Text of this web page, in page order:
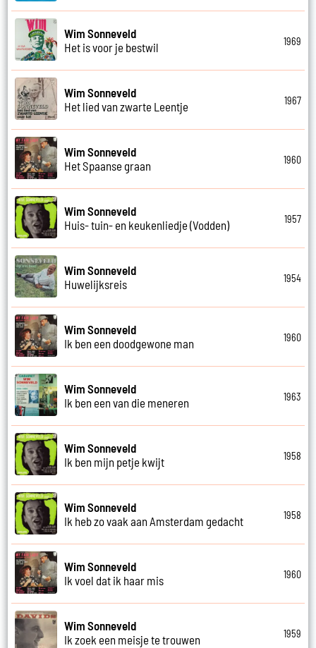
Wim Sonneveld
Het is voor je bestwil
1969
Wim Sonneveld
Het lied van zwarte Leentje
1967
Wim Sonneveld
Het Spaanse graan
1960
Wim Sonneveld
Huis- tuin- en keukenliedje (Vodden)
1957
Wim Sonneveld
Huwelijksreis
1954
Wim Sonneveld
Ik ben een doodgewone man
1960
Wim Sonneveld
Ik ben een van die meneren
1963
Wim Sonneveld
Ik ben mijn petje kwijt
1958
Wim Sonneveld
Ik heb zo vaak aan Amsterdam gedacht
1958
Wim Sonneveld
Ik voel dat ik haar mis
1960
Wim Sonneveld
Ik zoek een meisje te trouwen
1959